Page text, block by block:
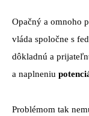
Opačný a omnoho
vláda spoločne s
dôkladnú a
a naplneniu
Problémom tak